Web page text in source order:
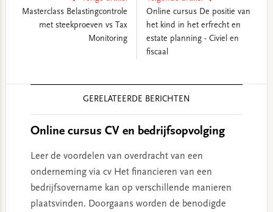
Masterclass Belastingcontrole
met steekproeven vs Tax
Monitoring
Online cursus De positie van
het kind in het erfrecht en
estate planning - Civiel en
fiscaal
GERELATEERDE BERICHTEN
Online cursus CV en bedrijfsopvolging
Leer de voordelen van overdracht van een
onderneming via cv Het financieren van een
bedrijfsovername kan op verschillende manieren
plaatsvinden. Doorgaans worden de benodigde